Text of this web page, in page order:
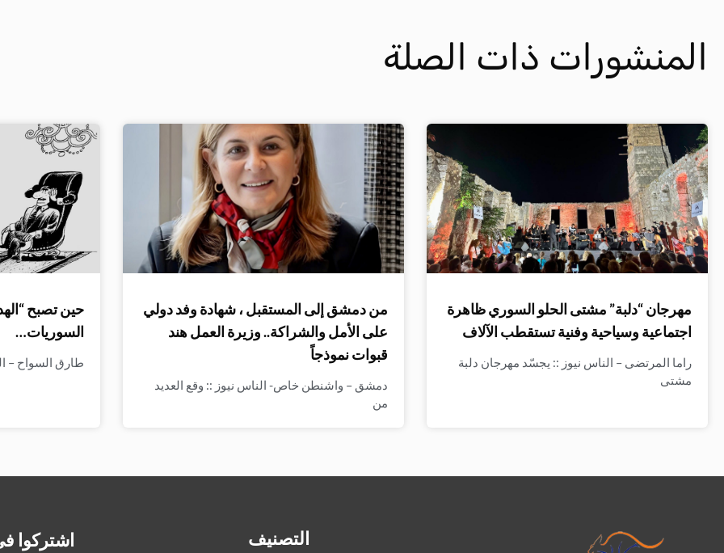
المنشورات ذات الصلة
مهرجان “دلبة” مشتى الحلو السوري ظاهرة
اجتماعية وسياحية وفنية تستقطب الآلاف
راما المرتضى – الناس نيوز :: يجسّد مهرجان دلبة
مشتى
من دمشق إلى المستقبل ، شهادة وفد دولي
على الأمل والشراكة.. وزيرة العمل هند
قبوات نموذجاً
دمشق – واشنطن خاص- الناس نيوز :: وقع العديد
من
حين تصبح
السوريات…
طارق السواح –
التصنيف اشتركوا